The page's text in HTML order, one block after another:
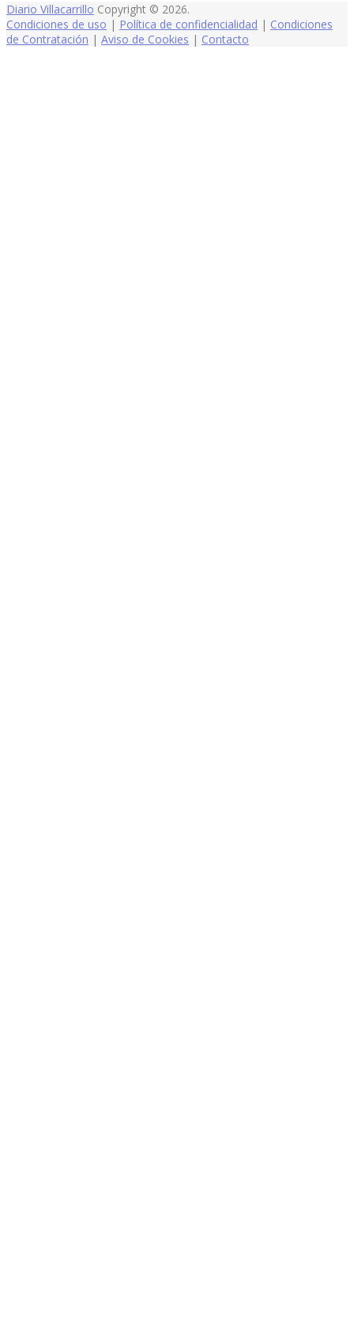
Diario Villacarrillo Copyright © 2026.
Condiciones de uso | Política de confidencialidad | Condiciones
de Contratación | Aviso de Cookies | Contacto